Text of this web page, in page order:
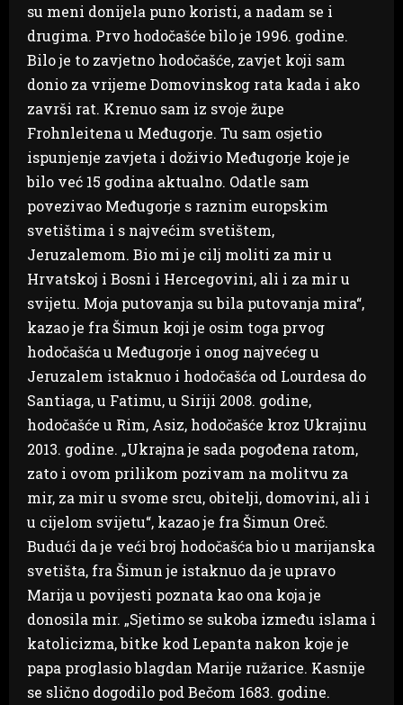
su meni donijela puno koristi, a nadam se i
drugima. Prvo hodočašće bilo je 1996. godine.
Bilo je to zavjetno hodočašće, zavjet koji sam
donio za vrijeme Domovinskog rata kada i ako
završi rat. Krenuo sam iz svoje župe
Frohnleitena u Međugorje. Tu sam osjetio
ispunjenje zavjeta i doživio Međugorje koje je
bilo već 15 godina aktualno. Odatle sam
povezivao Međugorje s raznim europskim
svetištima i s najvećim svetištem,
Jeruzalemom. Bio mi je cilj moliti za mir u
Hrvatskoj i Bosni i Hercegovini, ali i za mir u
svijetu. Moja putovanja su bila putovanja mira“,
kazao je fra Šimun koji je osim toga prvog
hodočašća u Međugorje i onog najvećeg u
Jeruzalem istaknuo i hodočašća od Lourdesa do
Santiaga, u Fatimu, u Siriji 2008. godine,
hodočašće u Rim, Asiz, hodočašće kroz Ukrajinu
2013. godine. „Ukrajna je sada pogođena ratom,
zato i ovom prilikom pozivam na molitvu za
mir, za mir u svome srcu, obitelji, domovini, ali i
u cijelom svijetu“, kazao je fra Šimun Oreč.
Budući da je veći broj hodočašća bio u marijanska
svetišta, fra Šimun je istaknuo da je upravo
Marija u povijesti poznata kao ona koja je
donosila mir. „Sjetimo se sukoba između islama i
katolicizma, bitke kod Lepanta nakon koje je
papa proglasio blagdan Marije ružarice. Kasnije
se slično dogodilo pod Bečom 1683. godine.